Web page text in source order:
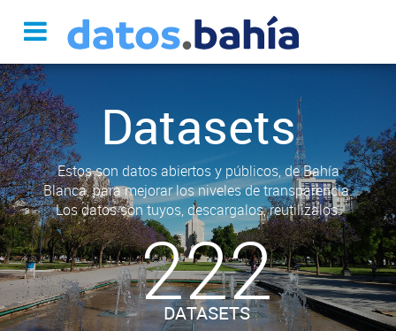
Datasets
Estos son datos abiertos y públicos, de Bahía
Blanca, para mejorar los niveles de transparencia.
Los datos son tuyos, descargalos, reutilizalos.
222
DATASETS